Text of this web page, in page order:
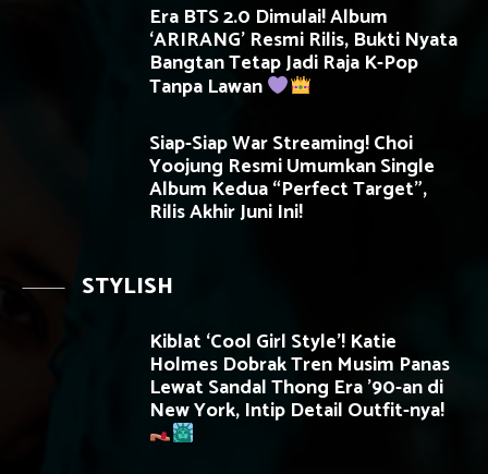
Era BTS 2.0 Dimulai! Album
‘ARIRANG’ Resmi Rilis, Bukti Nyata
Bangtan Tetap Jadi Raja K-Pop
Tanpa Lawan
Siap-Siap War Streaming! Choi
Yoojung Resmi Umumkan Single
Album Kedua “Perfect Target”,
Rilis Akhir Juni Ini!
STYLISH
Kiblat ‘Cool Girl Style’! Katie
Holmes Dobrak Tren Musim Panas
Lewat Sandal Thong Era ’90-an di
New York, Intip Detail Outfit-nya!